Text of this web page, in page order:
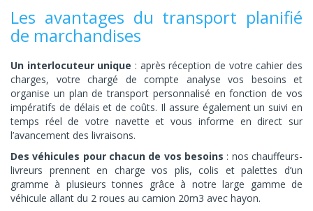
Les avantages du transport planifié
de marchandises
Un interlocuteur unique : après réception de votre cahier des
charges, votre chargé de compte analyse vos besoins et
organise un plan de transport personnalisé en fonction de vos
impératifs de délais et de coûts. Il assure également un suivi en
temps réel de votre navette et vous informe en direct sur
l’avancement des livraisons.
Des véhicules pour chacun de vos besoins : nos chauffeurs-
livreurs prennent en charge vos plis, colis et palettes d’un
gramme à plusieurs tonnes grâce à notre large gamme de
véhicule allant du 2 roues au camion 20m3 avec hayon.